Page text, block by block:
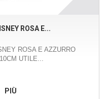
ROSA E...
ROSA E AZZURRO
UTILE...
PIÙ